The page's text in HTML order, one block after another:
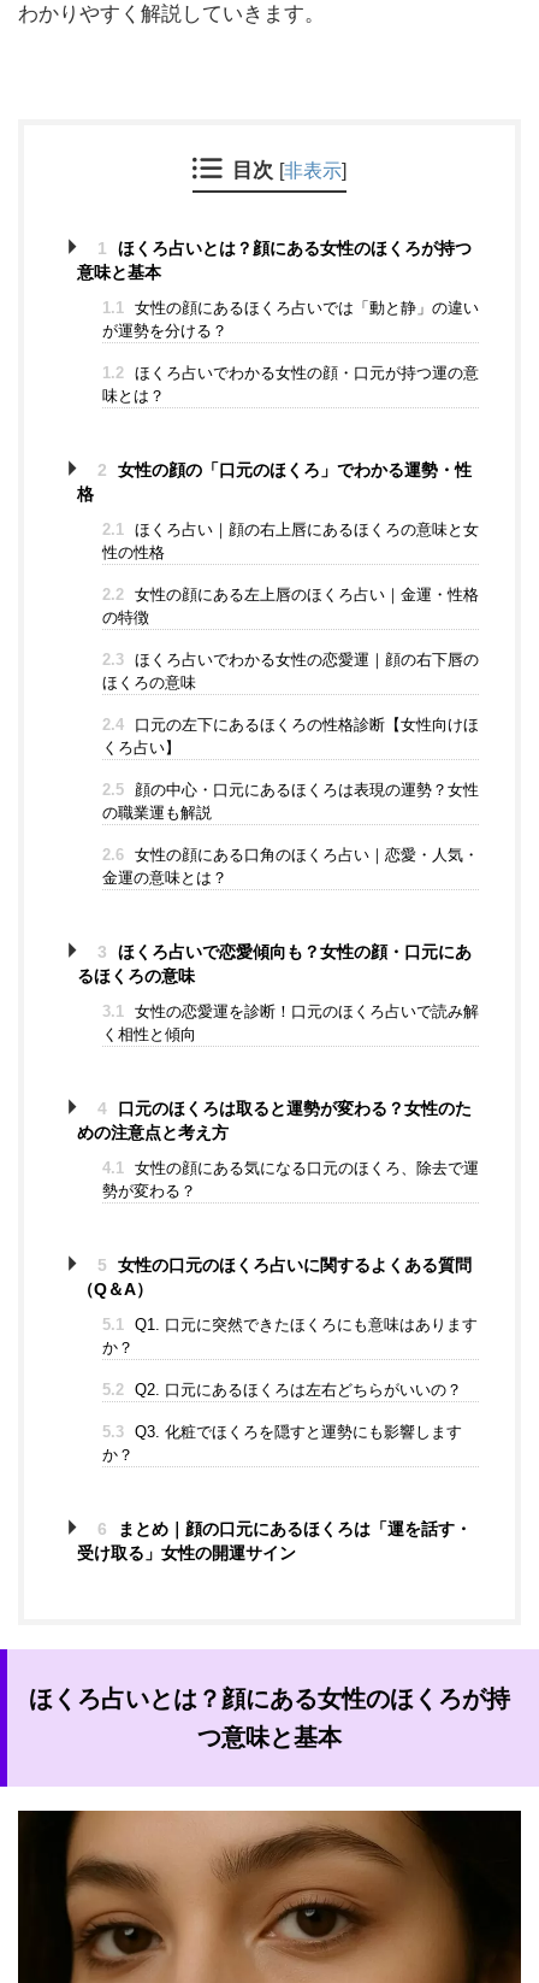
わかりやすく解説していきます。
目次 [非表示]
1
ほくろ占いとは？顔にある女性のほくろが持つ
意味と基本
1.1
女性の顔にあるほくろ占いでは「動と静」の違い
が運勢を分ける？
1.2
ほくろ占いでわかる女性の顔・口元が持つ運の意
味とは？
2
女性の顔の「口元のほくろ」でわかる運勢・性
格
2.1
ほくろ占い｜顔の右上唇にあるほくろの意味と女
性の性格
2.2
女性の顔にある左上唇のほくろ占い｜金運・性格
の特徴
2.3
ほくろ占いでわかる女性の恋愛運｜顔の右下唇の
ほくろの意味
2.4
口元の左下にあるほくろの性格診断【女性向けほ
くろ占い】
2.5
顔の中心・口元にあるほくろは表現の運勢？女性
の職業運も解説
2.6
女性の顔にある口角のほくろ占い｜恋愛・人気・
金運の意味とは？
3
ほくろ占いで恋愛傾向も？女性の顔・口元にあ
るほくろの意味
3.1
女性の恋愛運を診断！口元のほくろ占いで読み解
く相性と傾向
4
口元のほくろは取ると運勢が変わる？女性のた
めの注意点と考え方
4.1
女性の顔にある気になる口元のほくろ、除去で運
勢が変わる？
5
女性の口元のほくろ占いに関するよくある質問
（Q＆A）
5.1
Q1. 口元に突然できたほくろにも意味はあります
か？
5.2 Q2. 口元にあるほくろは左右どちらがいいの？
5.3
Q3. 化粧でほくろを隠すと運勢にも影響します
か？
6
まとめ｜顔の口元にあるほくろは「運を話す・
受け取る」女性の開運サイン
ほくろ占いとは？顔にある女性のほくろが持
つ意味と基本